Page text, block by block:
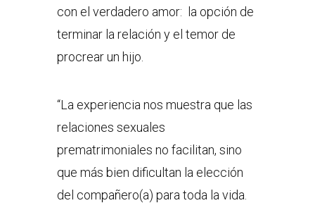
con el verdadero amor: la opción de
terminar la relación y el temor de
procrear un hijo.
“La experiencia nos muestra que las
relaciones sexuales
prematrimoniales no facilitan, sino
que más bien dificultan la elección
del compañero(a) para toda la vida.